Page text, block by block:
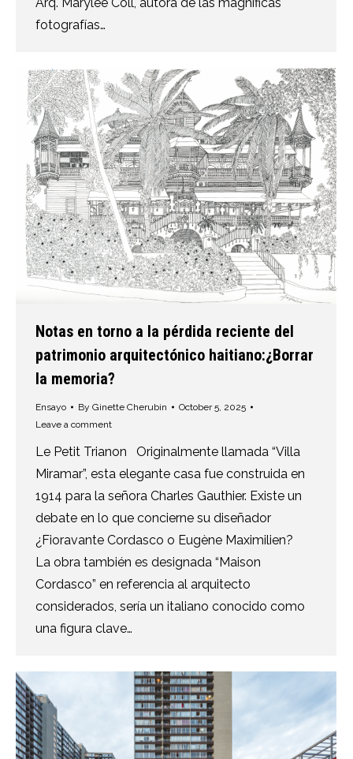
fotografías…
Notas en torno a la pérdida reciente del
patrimonio arquitectónico haitiano:¿Borrar
la memoria?
Ensayo By Ginette Cherubin
October 5, 2025
Leave a comment
Le Petit Trianon Originalmente llamada “Villa
Miramar”, esta elegante casa fue construida en
1914 para la señora Charles Gauthier. Existe un
debate en lo que concierne su diseñador
¿Fioravante Cordasco o Eugène Maximilien?
La obra también es designada “Maison
Cordasco” en referencia al arquitecto
considerados, sería un italiano conocido como
una figura clave…